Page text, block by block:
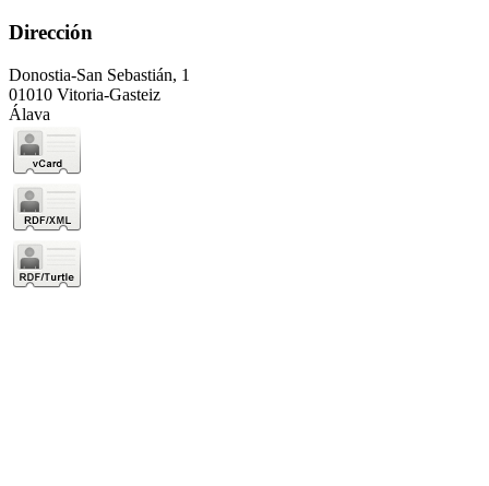
Dirección
Donostia-San Sebastián, 1
01010 Vitoria-Gasteiz
Álava